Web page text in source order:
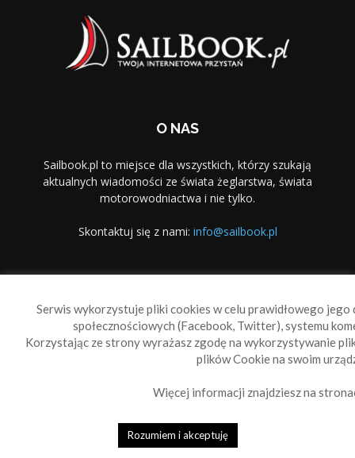
O NAS
Sailbook.pl to miejsce dla wszystkich, którzy szukają
aktualnych wiadomości ze świata żeglarstwa, świata
motorowodniactwa i nie tylko.
Skontaktuj się z nami: info@sailbook.pl
Reklama
Polityka prywatności
© 2010-2019 Sailbook.pl
Serwis wykorzystuje pliki cookies w celu prawidłowego
społecznościowych (Facebook, Twitter), systemu
Korzystając ze strony wyrażasz zgodę na wykorzystywanie
plików Cookie na swoim
Więcej informacji znajdziesz na
Rozumiem i akceptuję